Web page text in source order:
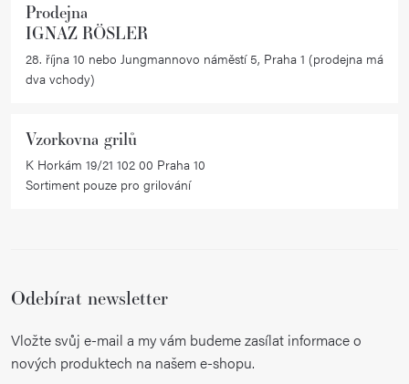
Prodejna
IGNAZ RÖSLER
28. října 10 nebo Jungmannovo náměstí 5, Praha 1 (prodejna má
dva vchody)
Vzorkovna grilů
K Horkám 19/21 102 00 Praha 10
Sortiment pouze pro grilování
Odebírat newsletter
Vložte svůj e-mail a my vám budeme zasílat informace o
nových produktech na našem e-shopu.